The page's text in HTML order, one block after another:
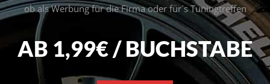
ob als Werbung für die Firma oder für´s Tuningtreffen
AB 1,99€ / BUCHSTABE